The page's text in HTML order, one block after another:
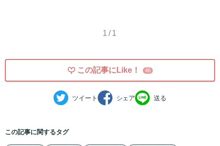
1/1
この記事にLike！ 46
ツイート シェア 送る
この記事に関するタグ